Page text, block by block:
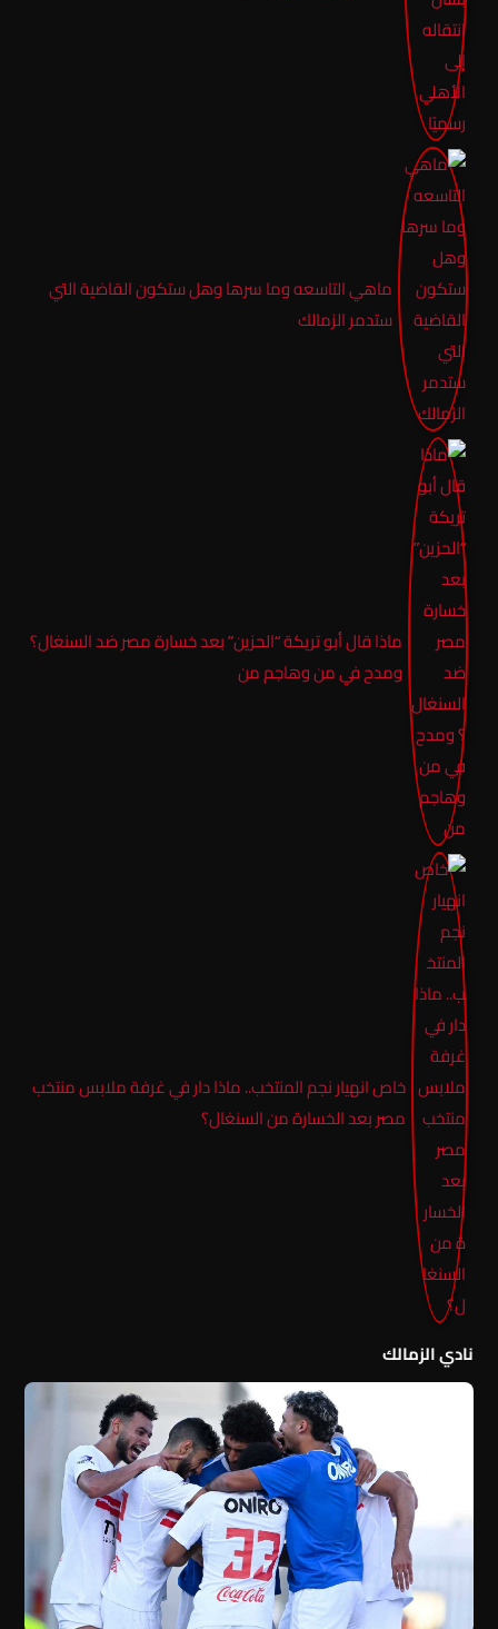
ماهي التاسعه وما سرها وهل ستكون القاضية التي
ستدمر الزمالك
ماذا قال أبو تريكة “الحزين” بعد خسارة مصر ضد السنغال؟
ومدح في من وهاجم من
خاص انهيار نجم المنتخب.. ماذا دار في غرفة ملابس منتخب
مصر بعد الخسارة من السنغال؟
نادي الزمالك